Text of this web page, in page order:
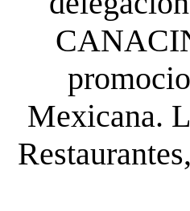
Mexicana.